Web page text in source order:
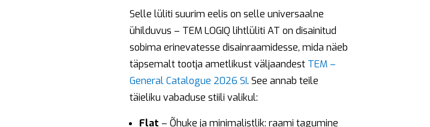
Selle lüliti suurim eelis on selle universaalne
ühilduvus – TEM LOGIQ lihtlüliti AT on disainitud
sobima erinevatesse disainraamidesse, mida näeb
täpsemalt tootja ametlikust väljaandest TEM –
General Catalogue 2026 SI. See annab teile
täieliku vabaduse stiili valikul:
Flat – Õhuke ja minimalistlik: raami tagumine